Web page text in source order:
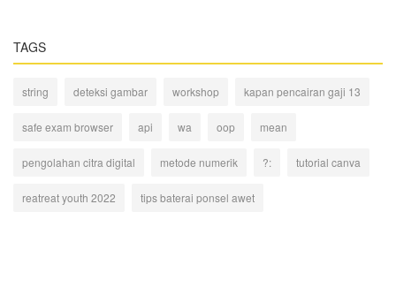
TAGS
string deteksi gambar workshop kapan pencairan gaji 13
safe exam browser api wa oop mean
pengolahan citra digital metode numerik ?: tutorial canva
reatreat youth 2022 tips baterai ponsel awet